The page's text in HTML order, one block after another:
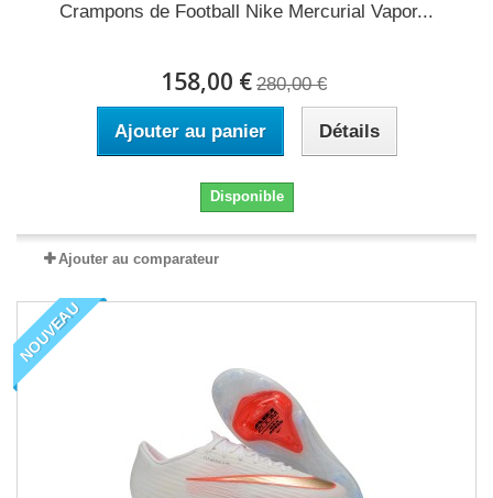
Crampons de Football Nike Mercurial Vapor...
158,00 € 280,00 €
Ajouter au panier Détails
Disponible
Ajouter au comparateur
NOUVEAU